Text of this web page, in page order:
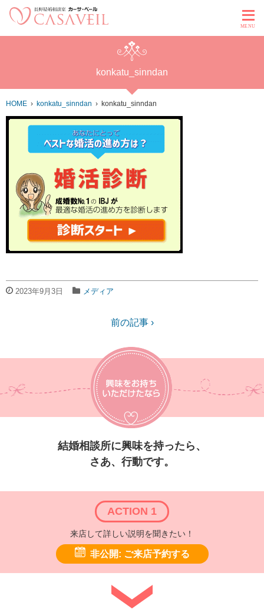
MENU
konkatu_sinndan
HOME konkatu_sinndan konkatu_sinndan
2023年9月3日 メディア
前の記事 ›
結婚相談所に興味を持ったら、
さあ、行動です。
ACTION 1
来店して詳しい説明を聞きたい！
非公開: ご来店予約する